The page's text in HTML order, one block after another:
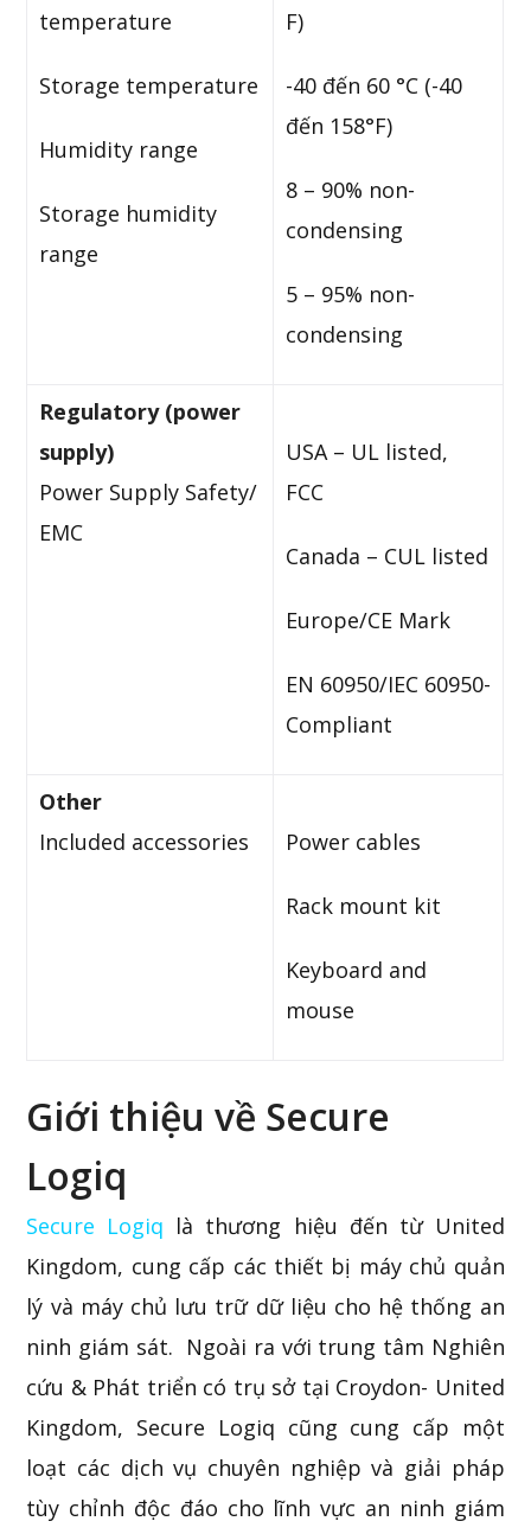
temperature
Storage temperature
Humidity range
Storage humidity
range
F)
-40 đến 60 °C (-40
đến 158°F)
8 – 90% non-
condensing
5 – 95% non-
condensing
Regulatory (power
supply)
Power Supply Safety/
EMC
USA – UL listed,
FCC
Canada – CUL listed
Europe/CE Mark
EN 60950/IEC 60950-
Compliant
Other
Included accessories
Power cables
Rack mount kit
Keyboard and
mouse
Giới thiệu về Secure
Logiq
Secure Logiq là thương hiệu đến từ United
Kingdom, cung cấp các thiết bị máy chủ quản
lý và máy chủ lưu trữ dữ liệu cho hệ thống an
ninh giám sát. Ngoài ra với trung tâm Nghiên
cứu & Phát triển có trụ sở tại Croydon- United
Kingdom, Secure Logiq cũng cung cấp một
loạt các dịch vụ chuyên nghiệp và giải pháp
tùy chỉnh độc đáo cho lĩnh vực an ninh giám